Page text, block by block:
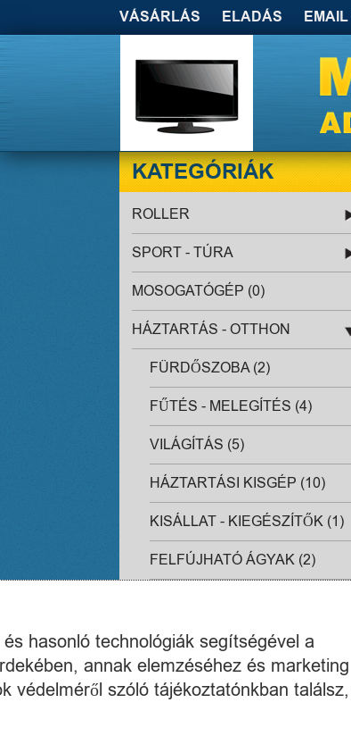
VÁSÁRLÁS ELADÁS
KATEGÓRIÁK
ROLLER
SPORT - TÚRA
MOSOGATÓGÉP (0)
HÁZTARTÁS - OTTHON
FÜRDŐSZOBA (2)
FŰTÉS - MELEGÍTÉS (4)
VILÁGÍTÁS (5)
HÁZTARTÁSI KISGÉP (10)
KISÁLLAT - KIEGÉSZÍTŐK (1)
FELFÚJHATÓ ÁGYAK (2)
MIKROHULLÁMÚ SÜTŐ (1)
KONYHAI KISGÉPEK (7)
hasonló technológiák segítségével a
annak elemzéséhez és marketing
védelméről szóló tájékoztatónkban